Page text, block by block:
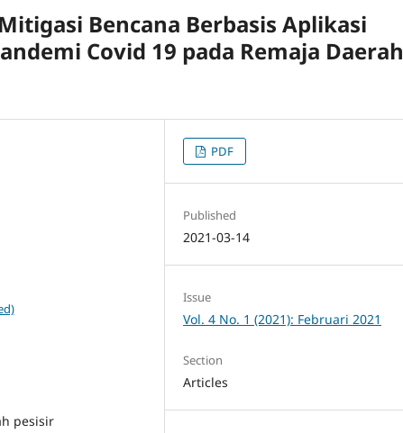
Bencana Berbasis Aplikasi
Covid 19 pada Remaja Daerah
pesisir
PDF
Published
2021-03-14
Issue
Vol. 4 No. 1 (2021): Februari 2021
Section
Articles